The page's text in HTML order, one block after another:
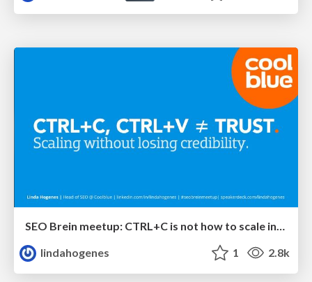
SEO Brein meetup: CTRL+C is not how to scale international SEO
lindahogenes
1 2.8k